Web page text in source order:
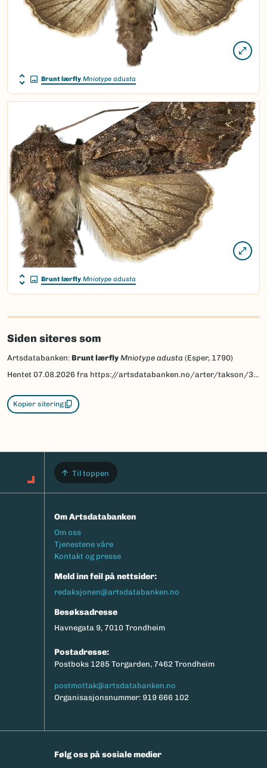
Brunt lærfly Mniotype adusta
Brunt lærfly Mniotype adusta
Siden siteres som
Artsdatabanken: Brunt lærfly Mniotype adusta (Esper, 1790)
Hentet 07.08.2026 fra https://artsdatabanken.no/arter/takson/30826
Kopier sitering
Til toppen
Om Artsdatabanken
Footermeny
Om oss
Tjenestene våre
Kontakt og presse
Meld inn feil på nettsider:
redaksjonen@artsdatabanken.no
Besøksadresse
Havnegata 9, 7010 Trondheim
Postadresse:
Postboks 1285 Torgarden, 7462 Trondheim
postmottak@artsdatabanken.no
Organisasjonsnummer: 919 666 102
Følg oss på sosiale medier